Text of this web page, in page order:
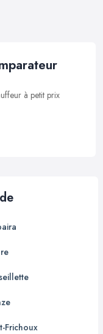
à petit prix
Frichoux